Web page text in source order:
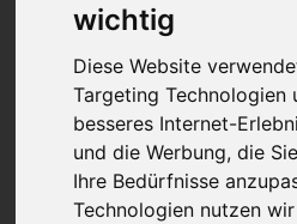
wichtig
Diese Website
Targeting Technologien
besseres Internet-
und die Werbung, die
Ihre Bedürfnisse
Technologien nutzen
Vertrauen
einfach!?